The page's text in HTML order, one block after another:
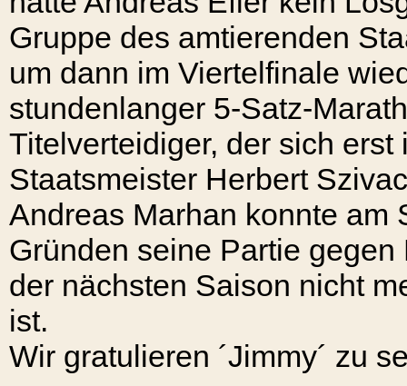
Gruppe des amtierenden
um dann im Viertelfinale
stundenlanger 5-Satz-
Titelverteidiger, der sich
Staatsmeister Herbert
Andreas Marhan konnte am
Gründen seine Partie
der nächsten Saison nicht
ist.
Wir gratulieren ´Jimmy´ zu